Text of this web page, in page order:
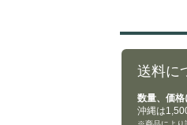
送料に
数量、価格
沖縄は